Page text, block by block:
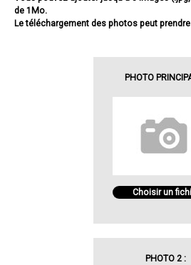
de 1Mo.
Le téléchargement des photos peut
PHOTO
Choisir un
PHOTO 2 :